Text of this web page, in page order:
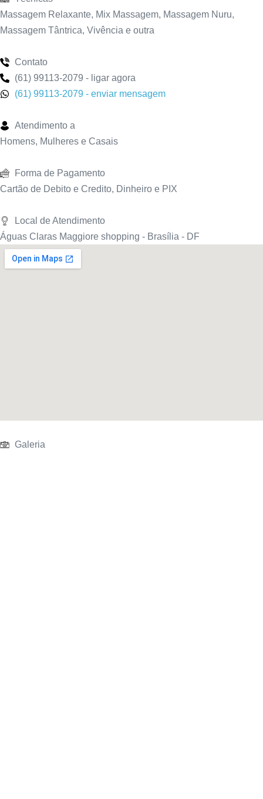
Massagem Relaxante, Mix Massagem, Massagem Nuru,
Massagem Tântrica, Vivência e outra
Contato
(61) 99113-2079 - ligar agora
(61) 99113-2079 - enviar mensagem
Atendimento a
Homens, Mulheres e Casais
Forma de Pagamento
Cartão de Debito e Credito, Dinheiro e PIX
Local de Atendimento
Águas Claras Maggiore shopping - Brasília - DF
Galeria